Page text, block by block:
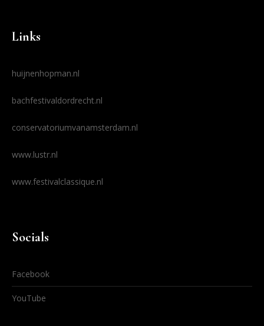
Links
huijnenhopman.nl
bachfestivaldordrecht.nl
conservatoriumvanamsterdam.nl
www.lustr.nl
www.festivalclassique.nl
Socials
Facebook
YouTube